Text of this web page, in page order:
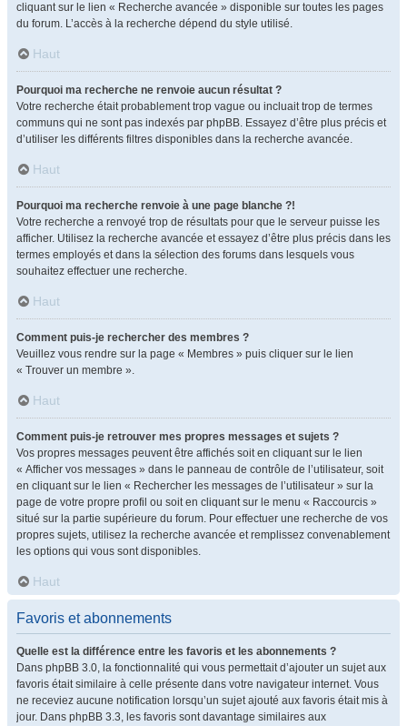
cliquant sur le lien « Recherche avancée » disponible sur toutes les pages
du forum. L’accès à la recherche dépend du style utilisé.
Haut
Pourquoi ma recherche ne renvoie aucun résultat ?
Votre recherche était probablement trop vague ou incluait trop de termes
communs qui ne sont pas indexés par phpBB. Essayez d’être plus précis et
d’utiliser les différents filtres disponibles dans la recherche avancée.
Haut
Pourquoi ma recherche renvoie à une page blanche ?!
Votre recherche a renvoyé trop de résultats pour que le serveur puisse les
afficher. Utilisez la recherche avancée et essayez d’être plus précis dans les
termes employés et dans la sélection des forums dans lesquels vous
souhaitez effectuer une recherche.
Haut
Comment puis-je rechercher des membres ?
Veuillez vous rendre sur la page « Membres » puis cliquer sur le lien
« Trouver un membre ».
Haut
Comment puis-je retrouver mes propres messages et sujets ?
Vos propres messages peuvent être affichés soit en cliquant sur le lien
« Afficher vos messages » dans le panneau de contrôle de l’utilisateur, soit
en cliquant sur le lien « Rechercher les messages de l’utilisateur » sur la
page de votre propre profil ou soit en cliquant sur le menu « Raccourcis »
situé sur la partie supérieure du forum. Pour effectuer une recherche de vos
propres sujets, utilisez la recherche avancée et remplissez convenablement
les options qui vous sont disponibles.
Haut
Favoris et abonnements
Quelle est la différence entre les favoris et les abonnements ?
Dans phpBB 3.0, la fonctionnalité qui vous permettait d’ajouter un sujet aux
favoris était similaire à celle présente dans votre navigateur internet. Vous
ne receviez aucune notification lorsqu’un sujet ajouté aux favoris était mis à
jour. Dans phpBB 3.3, les favoris sont davantage similaires aux